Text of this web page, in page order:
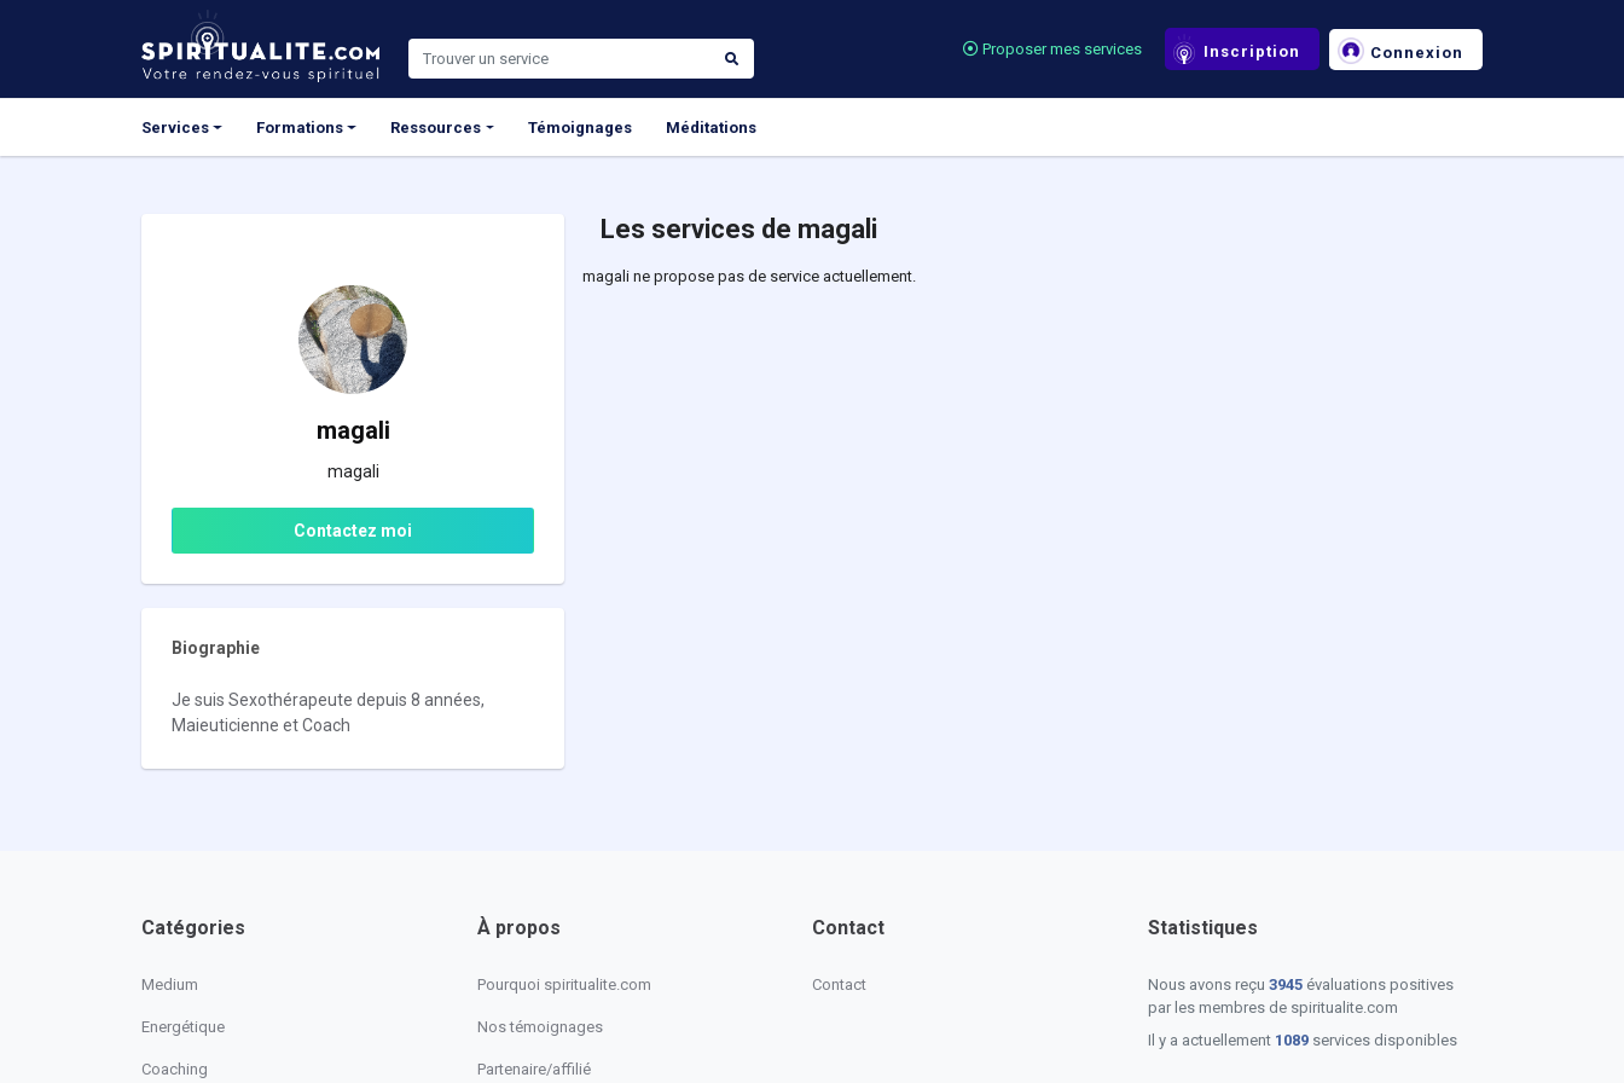
Proposer mes services Inscription Connexion
Services Formations Ressources Témoignages Méditations
magali
magali
Contactez moi
Biographie
Je suis Sexothérapeute depuis 8 années,
Maieuticienne et Coach
Les services de magali
magali ne propose pas de service actuellement.
Catégories
Medium
Energétique
Coaching
À propos
Pourquoi spiritualite.com
Nos témoignages
Partenaire/affilié
Contact
Contact
Statistiques
Nous avons reçu 3945évaluations positives
par les membres de spiritualite.com
Il y a actuellement 1089services disponibles
Panneau de gestion des cookies